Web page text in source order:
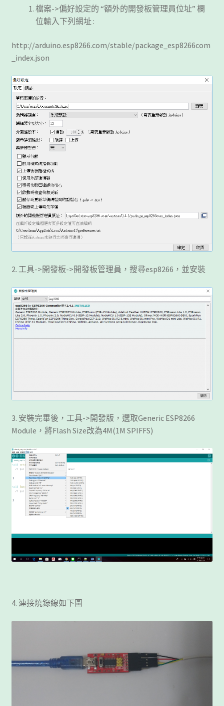
檔案->偏好設定的 “額外的開發板管理員位址” 欄
位輸入下列網址 :
http://arduino.esp8266.com/stable/package_esp8266com
_index.json
2. 工具->開發板->開發板管理員，搜尋esp8266，並安裝
3. 安裝完畢後，工具->開發版，選取Generic ESP8266
Module，將Flash Size改為4M(1M SPIFFS)
4. 連接燒錄線如下圖